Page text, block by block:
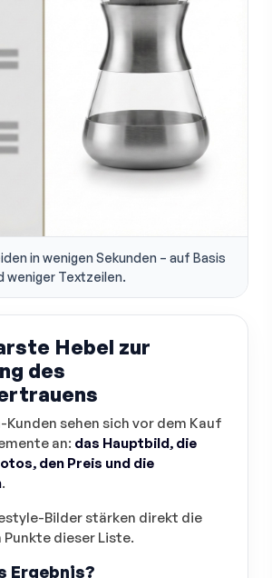
in wenigen Sekunden – auf Basis
weniger Textzeilen.
Hebel zur
des
Kunden sehen sich vor dem Kauf
an: das Hauptbild, die
den Preis und die
.
Bilder stärken direkt die
dieser Liste.
Ergebnis?